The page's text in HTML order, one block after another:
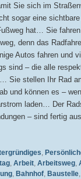
Sie sich im
sogar eine sichtbare
hat… Sie
denn das
Autos fahren und
sind – die alle
Sie stellen Ihr Rad
und können es –
laden… Der
– sind fertig
, Arbeit, Arbeitsweg,
, Bahnhof, Baustelle,